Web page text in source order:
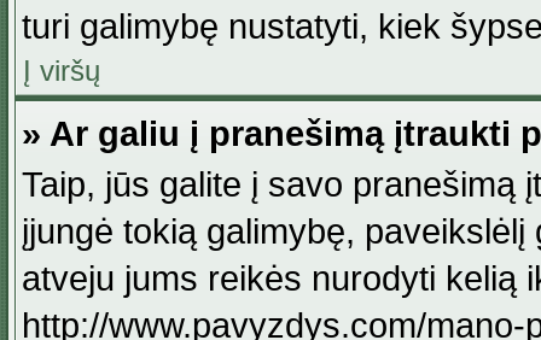
turi galimybę nustatyti, kiek
Į viršų
» Ar galiu į pranešimą įtraukti
Taip, jūs galite į savo pranešimą
įjungė tokią galimybę,
atveju jums reikės nurodyti kelią
http://www.pavyzdys.com/